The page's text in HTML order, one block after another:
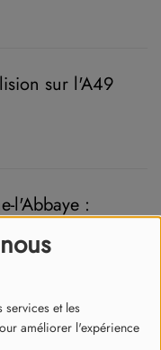
et les
améliorer l'expérience
sur l'A49
l'Abbaye :
préféré des
la Coupe du